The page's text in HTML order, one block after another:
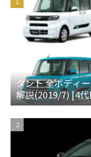
タント 全ボディ
解説(2019/7) [4代